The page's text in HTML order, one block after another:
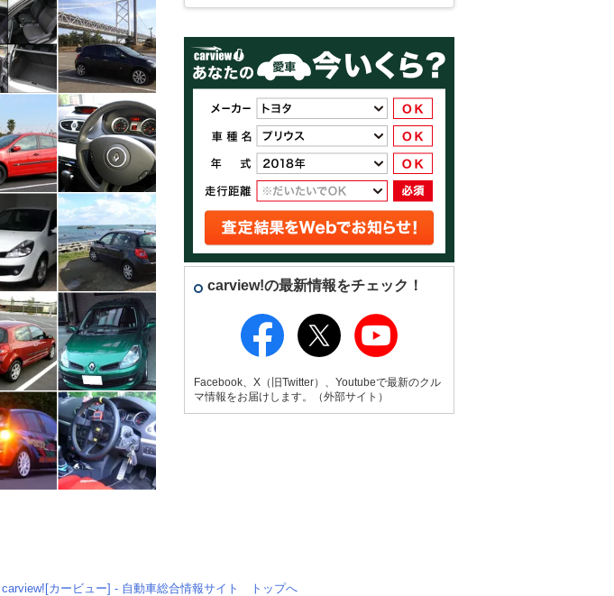
carview!の最新情報をチェック！
Facebook、X（旧Twitter）、Youtubeで最新のクル
マ情報をお届けします。（外部サイト）
carview![カービュー] - 自動車総合情報サイト トップへ